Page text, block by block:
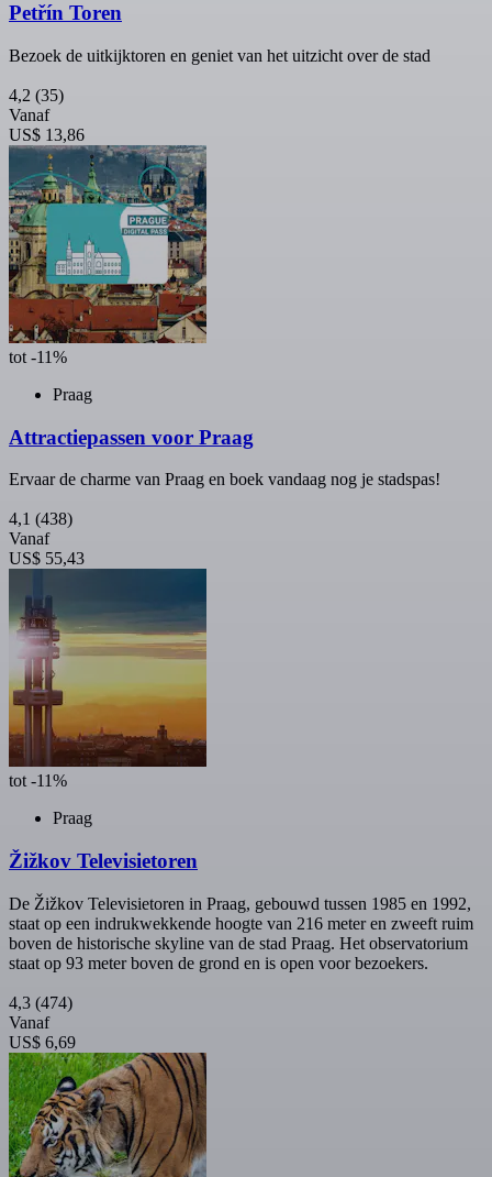
Petřín Toren
Bezoek de uitkijktoren en geniet van het uitzicht over de stad
4,2 (35)
Vanaf
US$ 13,86
tot -11%
Praag
Attractiepassen voor Praag
Ervaar de charme van Praag en boek vandaag nog je stadspas!
4,1 (438)
Vanaf
US$ 55,43
tot -11%
Praag
Žižkov Televisietoren
De Žižkov Televisietoren in Praag, gebouwd tussen 1985 en 1992,
staat op een indrukwekkende hoogte van 216 meter en zweeft ruim
boven de historische skyline van de stad Praag. Het observatorium
staat op 93 meter boven de grond en is open voor bezoekers.
4,3 (474)
Vanaf
US$ 6,69